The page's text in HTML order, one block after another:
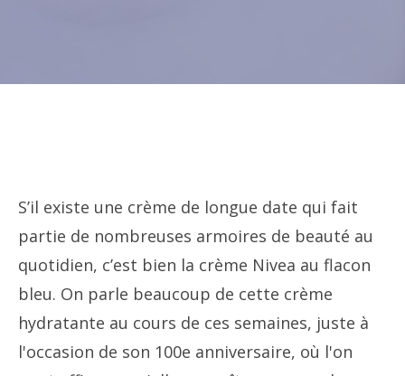
S’il existe une crème de longue date qui fait
partie de nombreuses armoires de beauté au
quotidien, c’est bien la crème Nivea au flacon
bleu. On parle beaucoup de cette crème
hydratante au cours de ces semaines, juste à
l'occasion de son 100e anniversaire, où l'on